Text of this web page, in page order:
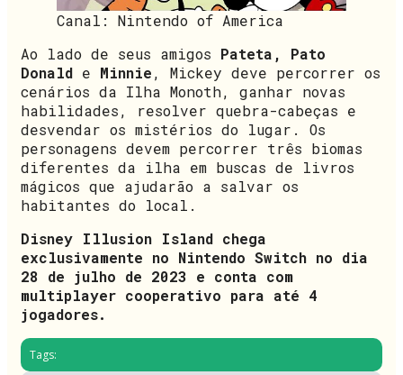
Canal: Nintendo of America
Ao lado de seus amigos Pateta, Pato
Donald e Minnie, Mickey deve percorrer os
cenários da Ilha Monoth, ganhar novas
habilidades, resolver quebra-cabeças e
desvendar os mistérios do lugar. Os
personagens devem percorrer três biomas
diferentes da ilha em buscas de livros
mágicos que ajudarão a salvar os
habitantes do local.
Disney Illusion Island chega
exclusivamente no Nintendo Switch no dia
28 de julho de 2023 e conta com
multiplayer cooperativo para até 4
jogadores.
Tags: